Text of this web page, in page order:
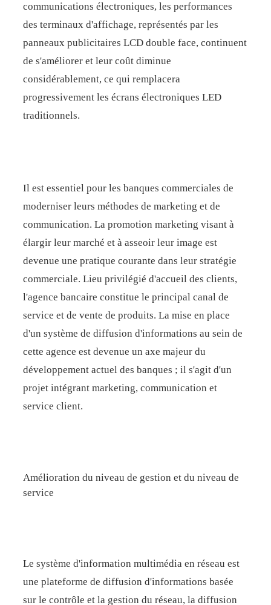
communications électroniques, les performances
des terminaux d'affichage, représentés par les
panneaux publicitaires LCD double face, continuent
de s'améliorer et leur coût diminue
considérablement, ce qui remplacera
progressivement les écrans électroniques LED
traditionnels.
Il est essentiel pour les banques commerciales de
moderniser leurs méthodes de marketing et de
communication. La promotion marketing visant à
élargir leur marché et à asseoir leur image est
devenue une pratique courante dans leur stratégie
commerciale. Lieu privilégié d'accueil des clients,
l'agence bancaire constitue le principal canal de
service et de vente de produits. La mise en place
d'un système de diffusion d'informations au sein de
cette agence est devenue un axe majeur du
développement actuel des banques ; il s'agit d'un
projet intégrant marketing, communication et
service client.
Amélioration du niveau de gestion et du niveau de
service
Le système d'information multimédia en réseau est
une plateforme de diffusion d'informations basée
sur le contrôle et la gestion du réseau, la diffusion